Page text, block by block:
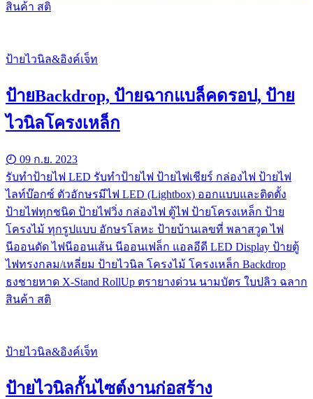
สินค้า สติ
ป้ายไวนิล&อิงค์เจ็ท
ป้ายBackdrop, ป้ายฉากแบล็คดรอป, ป้าย
ไวนิลโครงเหล็ก
09 ก.ย. 2023
รับทําป้ายไฟ LED รับทำป้ายไฟ ป้ายไฟเชียร์ กล่องไฟ ป้ายไฟ
ไลท์บ๊อกซ์ ตัวอักษรมีไฟ LED (Lightbox) ออกแบบและติดตั้ง
ป้ายไฟทุกชนิด ป้ายไฟวิ่ง กล่องไฟ ตู้ไฟ ป้ายโครงเหล็ก ป้าย
โครงไม้ ทุกรูปแบบ อักษรโลหะ ป้ายบ้านเลขที่ พลาสวูด ไฟ
นีออนดัด ไฟนีออนเส้น นีออนเฟล็ก แอลอีดี LED Display ป้ายตู้
ไฟทรงกลม/เหลี่ยม ป้ายไวนิล โครงไม้ โครงเหล็ก Backdrop
ธงชายหาด X-Stand RollUp ตรายางด่วน นามบัตร ใบปลิว ฉลาก
สินค้า สติ
ป้ายไวนิล&อิงค์เจ็ท
ป้ายไวนิลกั้นไซต์งานก่อสร้าง